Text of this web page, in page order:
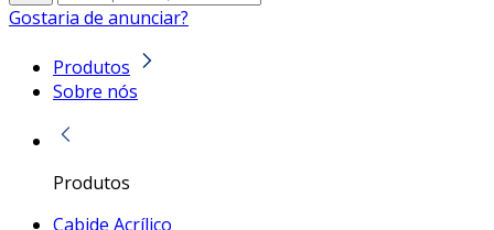
Gostaria de anunciar?
Produtos
Sobre nós
Produtos
Cabide Acrílico